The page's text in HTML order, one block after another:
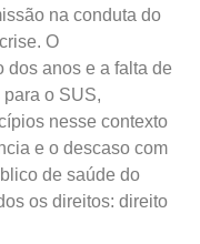
na conduta do
O
dos anos e a falta de
o SUS,
nesse contexto
e o descaso com
de saúde do
os direitos: direito